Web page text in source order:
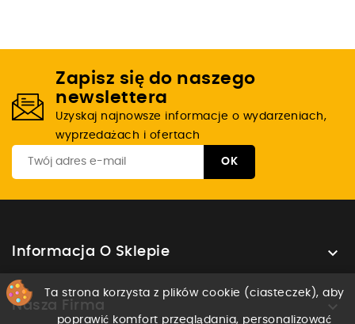
Zapisz się do naszego
newslettera
Uzyskaj najnowsze informacje o wydarzeniach,
wyprzedażach i ofertach
Informacja O Sklepie 
Nasza Firma 
Ta strona korzysta z plików cookie (ciasteczek), aby
poprawić komfort przeglądania, personalizować